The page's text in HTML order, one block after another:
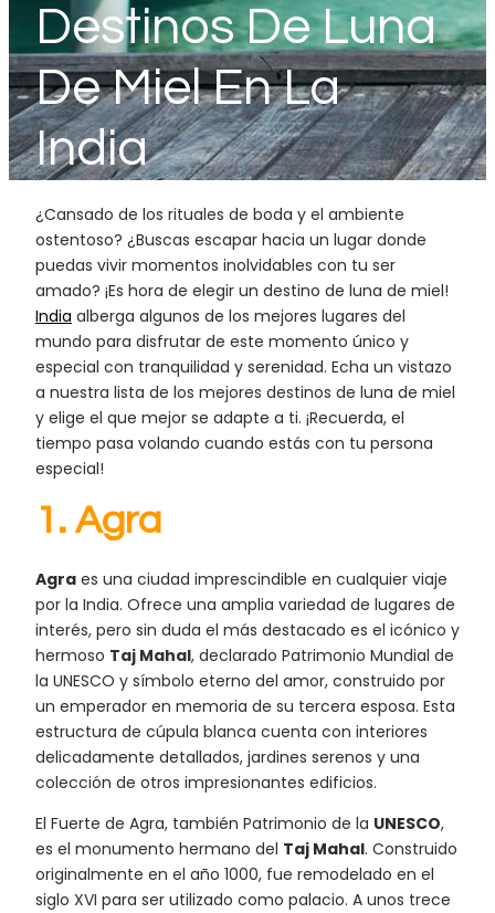
Destinos De Luna
De Miel En La
India
¿Cansado de los rituales de boda y el ambiente
ostentoso? ¿Buscas escapar hacia un lugar donde
puedas vivir momentos inolvidables con tu ser
amado? ¡Es hora de elegir un destino de luna de miel!
India alberga algunos de los mejores lugares del
mundo para disfrutar de este momento único y
especial con tranquilidad y serenidad. Echa un vistazo
a nuestra lista de los mejores destinos de luna de miel
y elige el que mejor se adapte a ti. ¡Recuerda, el
tiempo pasa volando cuando estás con tu persona
especial!
1. Agra
Agra es una ciudad imprescindible en cualquier viaje
por la India. Ofrece una amplia variedad de lugares de
interés, pero sin duda el más destacado es el icónico y
hermoso Taj Mahal, declarado Patrimonio Mundial de
la UNESCO y símbolo eterno del amor, construido por
un emperador en memoria de su tercera esposa. Esta
estructura de cúpula blanca cuenta con interiores
delicadamente detallados, jardines serenos y una
colección de otros impresionantes edificios.
El Fuerte de Agra, también Patrimonio de la UNESCO,
es el monumento hermano del Taj Mahal. Construido
originalmente en el año 1000, fue remodelado en el
siglo XVI para ser utilizado como palacio. A unos trece